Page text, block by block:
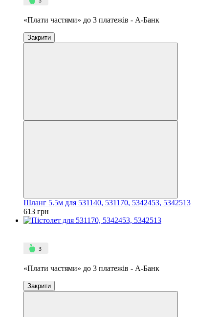
«Плати частями» до 3 платежів - А-Банк
Закрити
Шланг 5.5м для 531140, 531170, 5342453, 5342513
613 грн
«Плати частями» до 3 платежів - А-Банк
Закрити